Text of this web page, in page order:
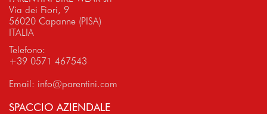
Via dei Fiori, 9
56020 Capanne (PISA)
ITALIA
Telefono:
+39 0571 467543
Email: info@parentini.com
SPACCIO AZIENDALE